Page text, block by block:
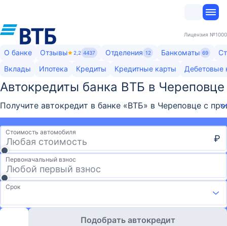
Лицензия №1000
О банке Отзывы 2,2 4437 Отделения 12 Банкоматы 69
Вклады
Ипотека Кредиты Кредитные карты Дебетовые
Автокредиты банка ВТБ в Череповце
Получите автокредит в банке «ВТБ» в Череповце с
Стоимость автомобиля
₽
Первоначальный взнос
Срок
Подобрать автокредит